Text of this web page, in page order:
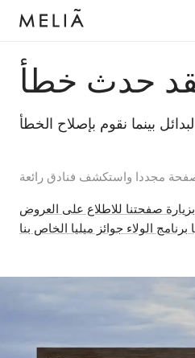
حدث خطأ
مجددا واستكشف فنادق رائعة
صفحتنا للاطلاع على العروض
الولاء جوائز ميليا الخاص بنا